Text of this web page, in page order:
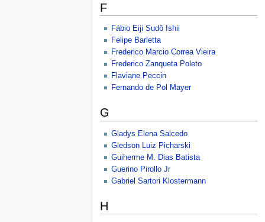
F
Fábio Eiji Sudô Ishii
Felipe Barletta
Frederico Marcio Correa Vieira
Frederico Zanqueta Poleto
Flaviane Peccin
Fernando de Pol Mayer
G
Gladys Elena Salcedo
Gledson Luiz Picharski
Guiherme M. Dias Batista
Guerino Pirollo Jr
Gabriel Sartori Klostermann
H